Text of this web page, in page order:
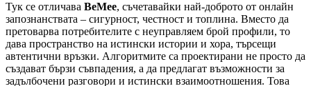
Тук се отличава BeMee, съчетавайки най-доброто от онлайн
запознанствата – сигурност, честност и топлина. Вместо да
претоварва потребителите с неуправляем брой профили, то
дава пространство на истински истории и хора, търсещи
автентични връзки. Алгоритмите са проектирани не просто да
създават бързи съвпадения, а да предлагат възможности за
задълбочени разговори и истински взаимоотношения. Това